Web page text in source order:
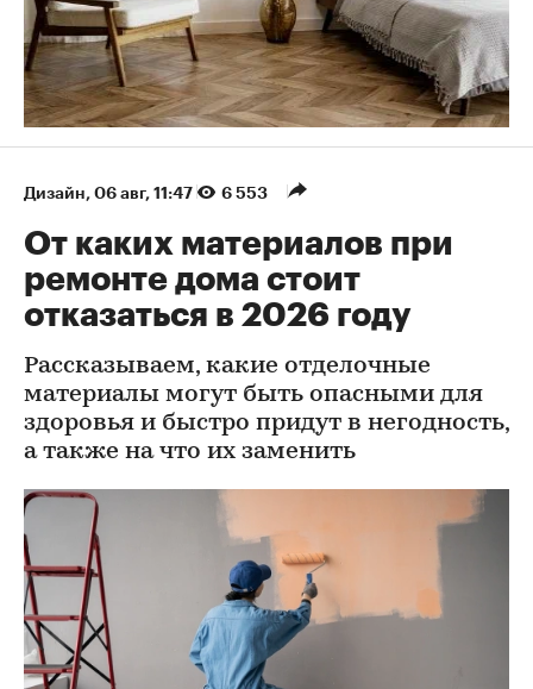
Дизайн⁠, 06 авг, 11:47 6 553
От каких материалов при
ремонте дома стоит
отказаться в 2026 году
Рассказываем, какие отделочные
материалы могут быть опасными для
здоровья и быстро придут в негодность,
а также на что их заменить